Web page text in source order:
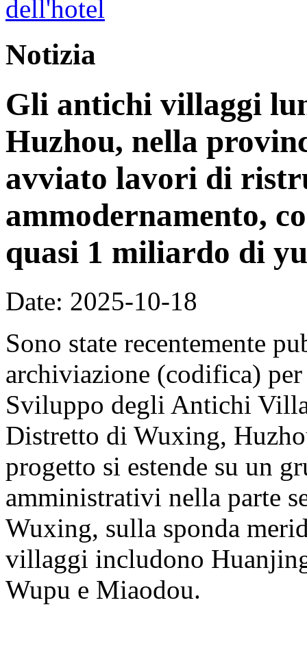
Notizia
Gli antichi villaggi
Huzhou, nella
avviato lavori di
ammodernamento,
quasi 1 miliardo di
Date: 2025-10-18
Sono state recentemente
archiviazione (codifica)
Sviluppo degli Antichi
Distretto di Wuxing,
progetto si estende su un
amministrativi nella parte
Wuxing, sulla sponda
villaggi includono
Wupu e Miaodou.